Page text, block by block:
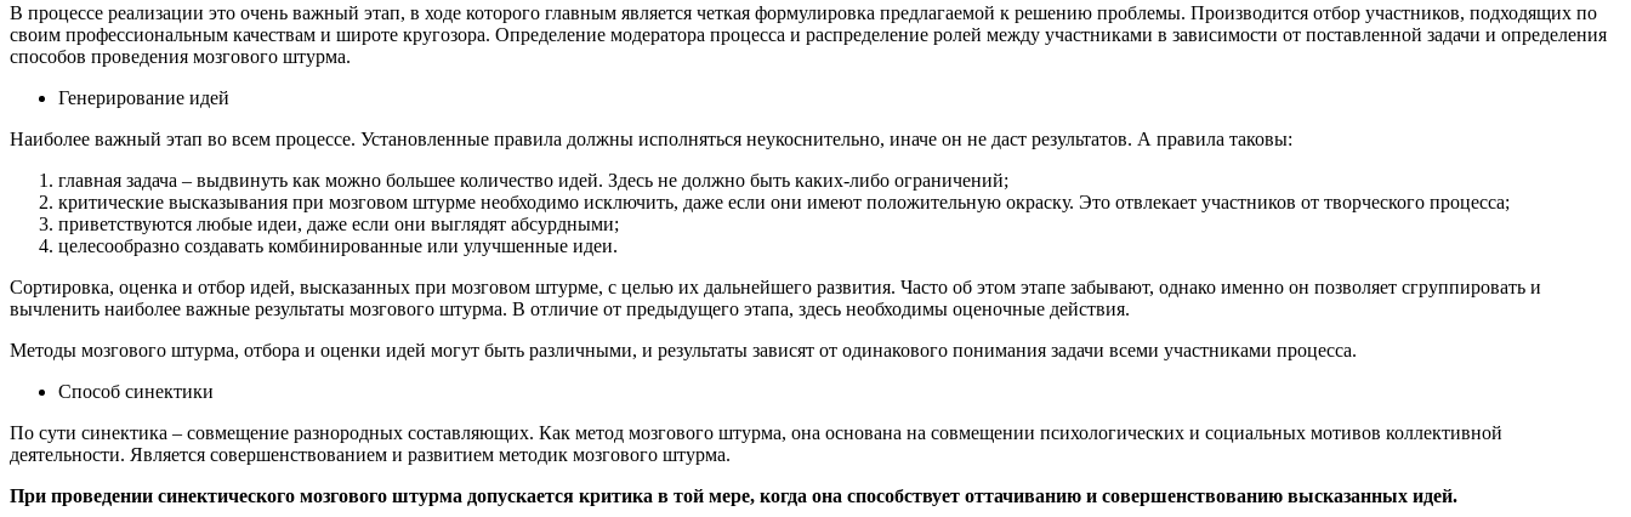
В процессе реализации это очень важный этап, в ходе которого главным является четкая формулировка предлагаемой к решению проблемы. Производится отбор участников, подходящих по
своим профессиональным качествам и широте кругозора. Определение модератора процесса и распределение ролей между участниками в зависимости от поставленной задачи и определения
способов проведения мозгового штурма.
Генерирование идей
Наиболее важный этап во всем процессе. Установленные правила должны исполняться неукоснительно, иначе он не даст результатов. А правила таковы:
главная задача – выдвинуть как можно большее количество идей. Здесь не должно быть каких-либо ограничений;
критические высказывания при мозговом штурме необходимо исключить, даже если они имеют положительную окраску. Это отвлекает участников от творческого процесса;
приветствуются любые идеи, даже если они выглядят абсурдными;
целесообразно создавать комбинированные или улучшенные идеи.
Сортировка, оценка и отбор идей, высказанных при мозговом штурме, с целью их дальнейшего развития. Часто об этом этапе забывают, однако именно он позволяет сгруппировать и
вычленить наиболее важные результаты мозгового штурма. В отличие от предыдущего этапа, здесь необходимы оценочные действия.
Методы мозгового штурма, отбора и оценки идей могут быть различными, и результаты зависят от одинакового понимания задачи всеми участниками процесса.
Способ синектики
По сути синектика – совмещение разнородных составляющих. Как метод мозгового штурма, она основана на совмещении психологических и социальных мотивов коллективной
деятельности. Является совершенствованием и развитием методик мозгового штурма.
При проведении синектического мозгового штурма допускается критика в той мере, когда она способствует оттачиванию и совершенствованию высказанных идей.